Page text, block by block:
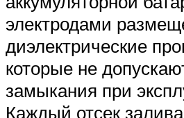
электродами
диэлектрические
которые не
замыкания при
Каждый отсек